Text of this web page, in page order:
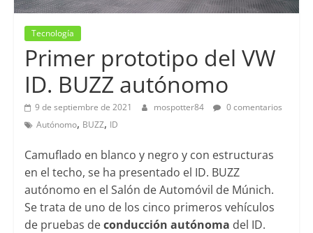
Tecnología
Primer prototipo del VW
ID. BUZZ autónomo
9 de septiembre de 2021 mospotter84
0 comentarios
Autónomo, BUZZ, ID
Camuflado en blanco y negro y con estructuras
en el techo, se ha presentado el ID. BUZZ
autónomo en el Salón de Automóvil de Múnich.
Se trata de uno de los cinco primeros vehículos
de pruebas deconducción autónoma del ID.